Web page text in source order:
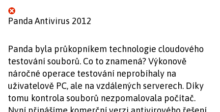
Panda Antivirus 2012
Panda byla průkopníkem technologie cloudového
testování souborů. Co to znamená? Výkonově
náročné operace testování neprobíhaly na
uživatelově PC, ale na vzdálených serverech. Díky
tomu kontrola souborů nezpomalovala počítač.